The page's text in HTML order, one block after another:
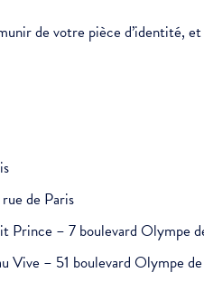
de votre pièce d’identité,
de Paris
Prince – 7 boulevard Olympe
Vive – 51 boulevard Olympe